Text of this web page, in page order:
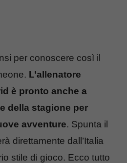
per conoscere così il
L’allenatore
è pronto anche a
della stagione per
avventure. Spunta il
direttamente dall’Italia
stile di gioco. Ecco tutto